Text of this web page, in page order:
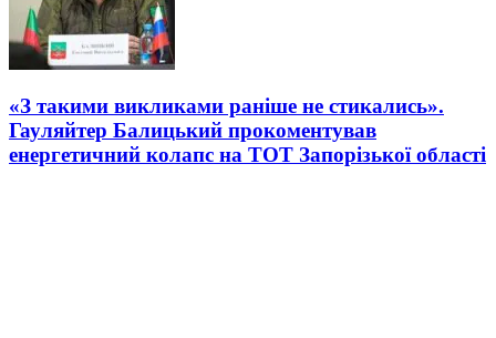
«З такими викликами раніше не стикались».
Гауляйтер Балицький прокоментував
енергетичний колапс на ТОТ Запорізької області